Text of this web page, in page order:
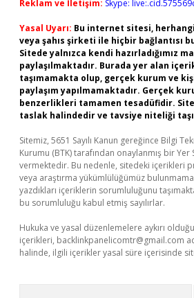
Reklam ve İletişim: Skype:
Yasal Uyarı: Bu internet sitesi,
veya şahıs şirketi ile hiçbir bağlantısı
Sitede yalnızca kendi hazırladığımız
paylaşılmaktadır. Burada yer alan
taşımamakta olup, gerçek kurum ve
paylaşım yapılmamaktadır. Gerçek
benzerlikleri tamamen tesadüfidir.
taslak halindedir ve tavsiye niteliği
Sitemiz, 5651 Sayılı Kanun gereğince Bilgi
Kurumu (BTK) tarafından onaylanmış bir Yer
vermektedir. Bu nedenle, sitedeki içerikleri
veya araştırma yükümlülüğümüz
yazdıkları içeriklerin sorumluluğunu
bu sorumluluğu kabul etmiş sayılırlar.
Hukuka ve yasal düzenlemelere aykırı
içerikleri, backlinkpanelicomtr@gmail.com
halinde, ilgili içerikler yasal süre içerisinde